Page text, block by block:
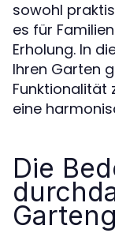
sowohl
es für
Erholung. In
Ihren Garten
Funktionalität
eine
Die